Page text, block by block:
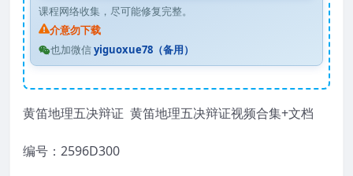
课程网络收集，尽可能修复完整。
介意勿下载
也加微信yiguoxue78（备用）
黄笛地理五决辩证 黄笛地理五决辩证视频合集+文档
编号：2596D300